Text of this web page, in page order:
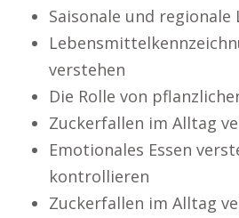
Saisonale und
verstehen
Die Rolle von
Zuckerfallen im Alltag
Emotionales Essen
kontrollieren
Zuckerfallen im Alltag